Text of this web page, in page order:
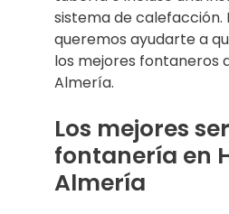
sistema de calefacción.
queremos ayudarte a
los mejores fontaneros
Almería.
Los mejores
fontanería en
Almería